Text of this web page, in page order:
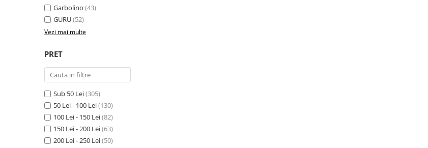
Garbolino (43)
GURU(52)
Vezi mai multe
PRET
Sub 50 Lei(305)
50 Lei - 100 Lei(130)
100 Lei - 150 Lei(82)
150 Lei - 200 Lei(63)
200 Lei - 250 Lei(50)